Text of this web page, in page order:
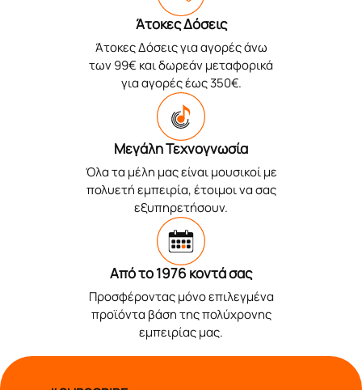
Άτοκες Δόσεις
Άτοκες Δόσεις για αγορές άνω
των 99€ και δωρεάν μεταφορικά
για αγορές έως 350€.
Μεγάλη Τεχνογνωσία
Όλα τα μέλη μας είναι μουσικοί με
πολυετή εμπειρία, έτοιμοι να σας
εξυπηρετήσουν.
Από το 1976 κοντά σας
Προσφέροντας μόνο επιλεγμένα
προϊόντα βάση της πολύχρονης
εμπειρίας μας.